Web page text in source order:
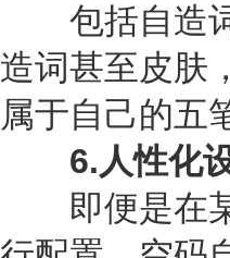
包括自造词
造词甚至皮肤
属于自己的五
6.人性化设
即便是在某